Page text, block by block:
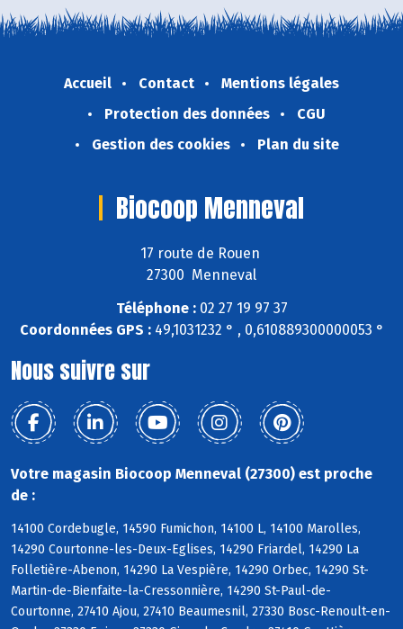
Accueil Contact
Mentions légales
Protection des données
CGU
Gestion des cookies
Plan du site
Biocoop Menneval
17 route de Rouen
27300 Menneval
Téléphone :02 27 19 97 37
Coordonnées GPS :49,1031232 ° , 0,610889300000053 °
Nous suivre sur
Votre magasin Biocoop Menneval (27300) est proche
de :
14100 Cordebugle, 14590 Fumichon, 14100 L, 14100 Marolles,
14290 Courtonne-les-Deux-Eglises, 14290 Friardel, 14290 La
Folletière-Abenon, 14290 La Vespière, 14290 Orbec, 14290 St-
Martin-de-Bienfaite-la-Cressonnière, 14290 St-Paul-de-
Courtonne, 27410 Ajou, 27410 Beaumesnil, 27330 Bosc-Renoult-en-